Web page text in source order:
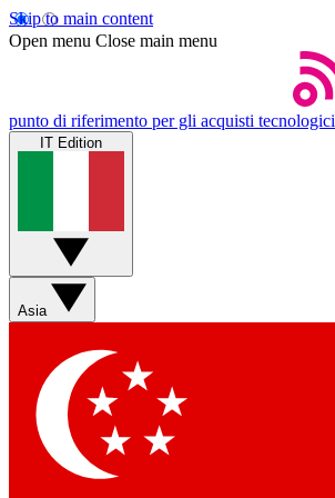
Skip to main content
Open menu Close main menu
punto di riferimento per gli acquisti tecnologici
IT Edition
Asia